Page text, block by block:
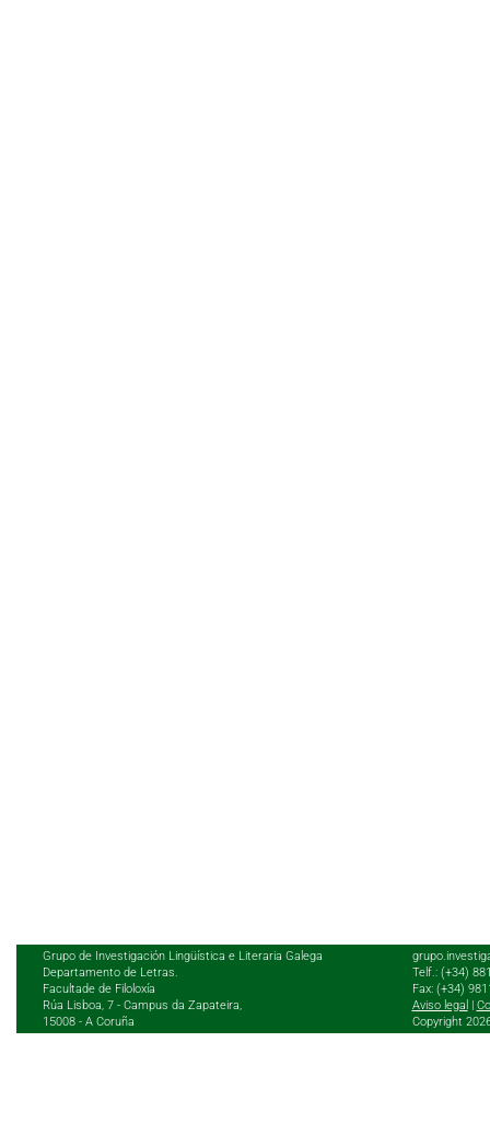
Grupo de Investigación Lingüística e Literaria Galega
Departamento de Letras.
Facultade de Filoloxía
Rúa Lisboa, 7 - Campus da Zapateira,
15008 - A Coruña
Telf.: (+34)
Fax: (+34)
Aviso legal |
Copyright